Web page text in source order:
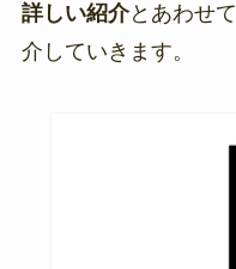
詳しい紹介とあわせて
介していきます。